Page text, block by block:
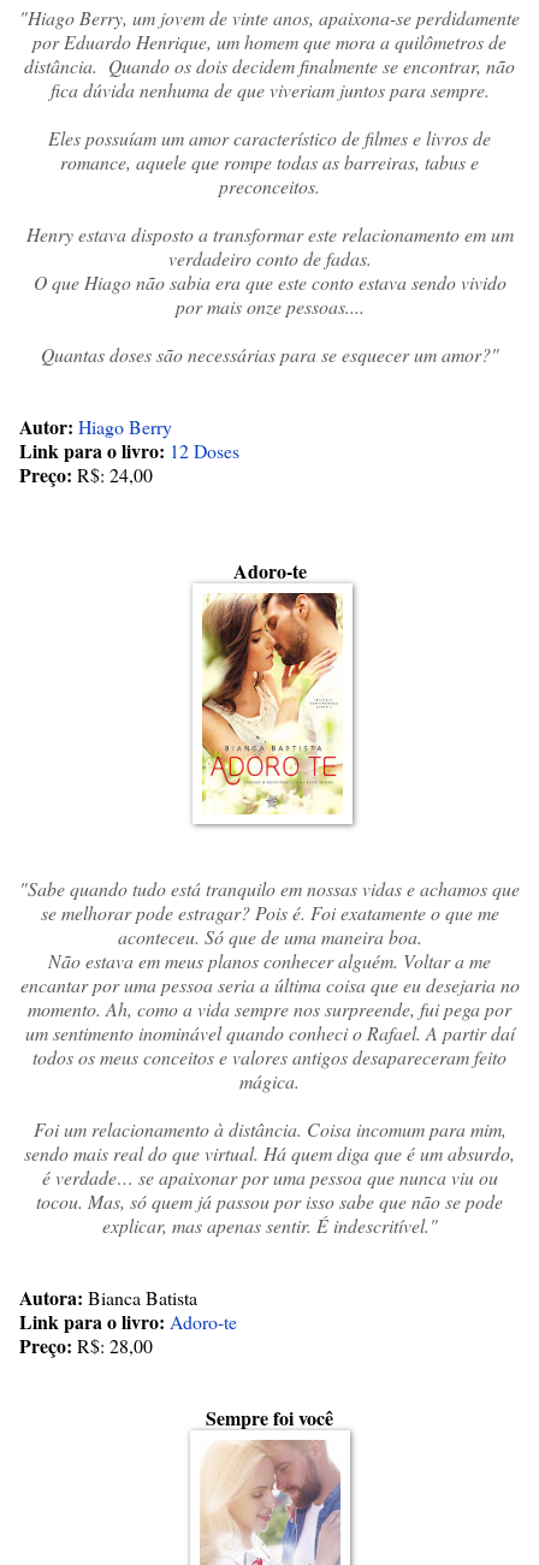
"Hiago Berry, um jovem de vinte anos, apaixona-se perdidamente
por Eduardo Henrique, um homem que mora a quilômetros de
distância. Quando os dois decidem finalmente se encontrar, não
fica dúvida nenhuma de que viveriam juntos para sempre.
Eles possuíam um amor característico de filmes e livros de
romance, aquele que rompe todas as barreiras, tabus e
preconceitos.
Henry estava disposto a transformar este relacionamento em um
verdadeiro conto de fadas.
O que Hiago não sabia era que este conto estava sendo vivido
por mais onze pessoas....
Quantas doses são necessárias para se esquecer um amor?"
Autor: Hiago Berry
Link para o livro: 12 Doses
Preço: R$: 24,00
Adoro-te
"Sabe quando tudo está tranquilo em nossas vidas e achamos que
se melhorar pode estragar? Pois é. Foi exatamente o que me
aconteceu. Só que de uma maneira boa.
Não estava em meus planos conhecer alguém. Voltar a me
encantar por uma pessoa seria a última coisa que eu desejaria no
momento. Ah, como a vida sempre nos surpreende, fui pega por
um sentimento inominável quando conheci o Rafael. A partir daí
todos os meus conceitos e valores antigos desapareceram feito
mágica.
Foi um relacionamento à distância. Coisa incomum para mim,
sendo mais real do que virtual. Há quem diga que é um absurdo,
é verdade… se apaixonar por uma pessoa que nunca viu ou
tocou. Mas, só quem já passou por isso sabe que não se pode
explicar, mas apenas sentir. É indescritível."
Autora: Bianca Batista
Link para o livro: Adoro-te
Preço: R$: 28,00
Sempre foi você